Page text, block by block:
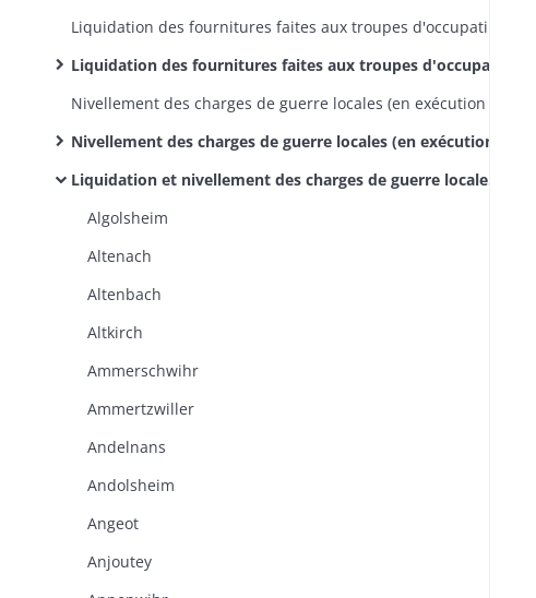
Liquidation des fournitures faites aux troupes d'occupation entre le 1er décembre 1815 et le 15 février 1816: décomptes des fournitures faites en vertu de marchés
Nivellement des charges de guerre locales (en exécution d'un arrêté préfectoral du 30 juin 1827): registres d'inscription des sommes dues par les communes ou aux communes ainsi que des sommes dues par les contribuables ou aux contribuables
Liquidation et nivellement des charges de guerre locales: comptes, pièces justificatives, correspondance (dossiers dans l'ordre alphabétique des communes)
Algolsheim
Altenach
Altenbach
Altkirch
Ammerschwihr
Ammertzwiller
Andelnans
Andolsheim
Angeot
Anjoutey